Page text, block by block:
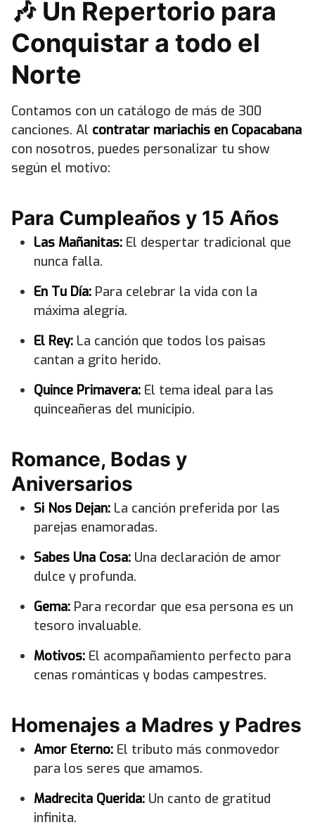
🎶 Un Repertorio para
Conquistar a todo el
Norte
Contamos con un catálogo de más de 300
canciones. Al contratar mariachis en Copacabana
con nosotros, puedes personalizar tu show
según el motivo:
Para Cumpleaños y 15 Años
Las Mañanitas: El despertar tradicional que
nunca falla.
En Tu Día: Para celebrar la vida con la
máxima alegría.
El Rey: La canción que todos los paisas
cantan a grito herido.
Quince Primavera: El tema ideal para las
quinceañeras del municipio.
Romance, Bodas y
Aniversarios
Si Nos Dejan: La canción preferida por las
parejas enamoradas.
Sabes Una Cosa: Una declaración de amor
dulce y profunda.
Gema: Para recordar que esa persona es un
tesoro invaluable.
Motivos: El acompañamiento perfecto para
cenas románticas y bodas campestres.
Homenajes a Madres y Padres
Amor Eterno: El tributo más conmovedor
para los seres que amamos.
Madrecita Querida: Un canto de gratitud
infinita.